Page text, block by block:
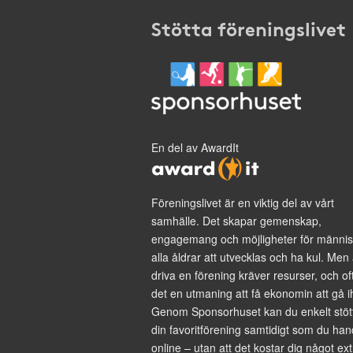
Stötta föreningslivet
En del av AwardIt
Föreningslivet är en viktig del av vårt
samhälle. Det skapar gemenskap,
engagemang och möjligheter för
alla åldrar att utvecklas och ha kul. Men
driva en förening kräver resurser, och
det en utmaning att få ekonomin att gå
Genom Sponsorhuset kan du enkelt
din favoritförening samtidigt som du
online – utan att det kostar dig något